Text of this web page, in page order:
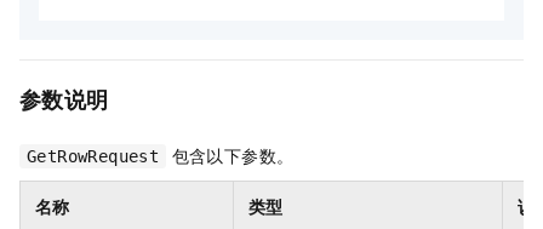
参数说明
GetRowRequest 包含以下参数。
名称 类型 说